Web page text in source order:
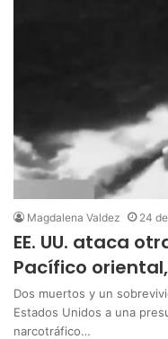
Magdalena Valdez 24
EE. UU. ataca
Pacífico
Dos muertos y un
Estados Unidos a una
narcotráfico…